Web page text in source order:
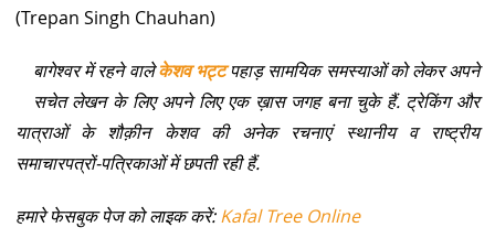
(Trepan Singh Chauhan)
बागेश्वर में रहने वालेकेशव भट्ट पहाड़ सामयिक समस्याओं को लेकर अपने
सचेत लेखन के लिए अपने लिए एक ख़ास जगह बना चुके हैं. ट्रेकिंग और
यात्राओं के शौक़ीन केशव की अनेक रचनाएं स्थानीय व राष्ट्रीय
समाचारपत्रों-पत्रिकाओं में छपती रही हैं.
हमारे फेसबुक पेज को लाइक करें:Kafal Tree Online